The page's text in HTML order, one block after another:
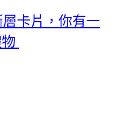
層卡片，你有一